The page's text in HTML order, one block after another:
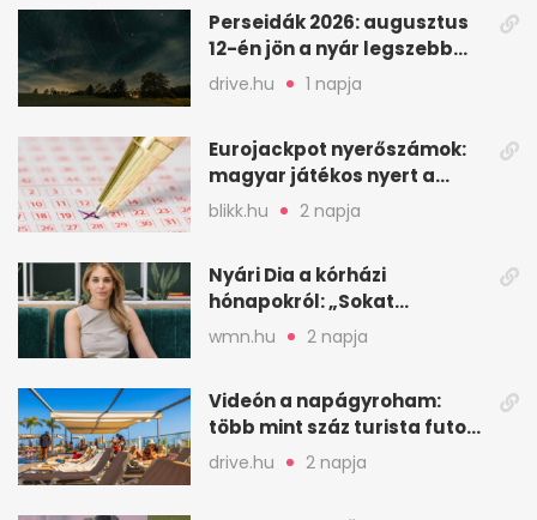
Perseidák 2026: augusztus
12-én jön a nyár legszebb
csillaghullása
drive.hu 1 napja
Eurojackpot nyerőszámok:
magyar játékos nyert a
2026. augusztus 4-i húzáson
blikk.hu 2 napja
Nyári Dia a kórházi
hónapokról: „Sokat
veszekedtem Istennel”
wmn.hu 2 napja
Videón a napágyroham:
több mint száz turista futott
a helyekért Tenerifén
drive.hu 2 napja